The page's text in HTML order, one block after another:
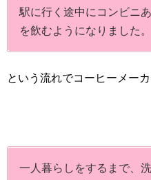
駅に行く途中にコンビニ
を飲むようになりました。
という流れでコーヒーメー
一人暮らしをするまで、